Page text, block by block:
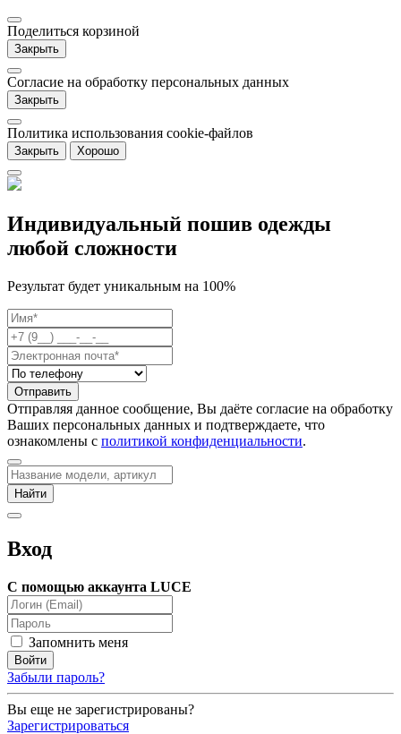
Поделиться корзиной
Закрыть
Согласие на обработку персональных данных
Закрыть
Политика использования cookie-файлов
Закрыть Хорошо
Индивидуальный пошив одежды
любой сложности
Результат будет уникальным на 100%
Отправляя данное сообщение, Вы даёте согласие на обработку
Ваших персональных данных и подтверждаете, что
ознакомлены с политикой конфиденциальности.
Вход
С помощью аккаунта LUCE
Запомнить меня
Забыли пароль?
Вы еще не зарегистрированы?
Зарегистрироваться